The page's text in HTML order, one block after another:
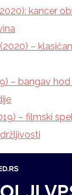
kancer
–
– bangav
– filmski